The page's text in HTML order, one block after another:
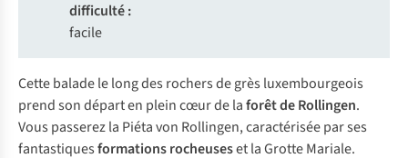
difficulté :
facile
Cette balade le long des rochers de grès luxembourgeois
prend son départ en plein cœur de laforêt de Rollingen.
Vous passerez la Piéta von Rollingen, caractérisée par ses
fantastiquesformations rocheuseset la Grotte Mariale.